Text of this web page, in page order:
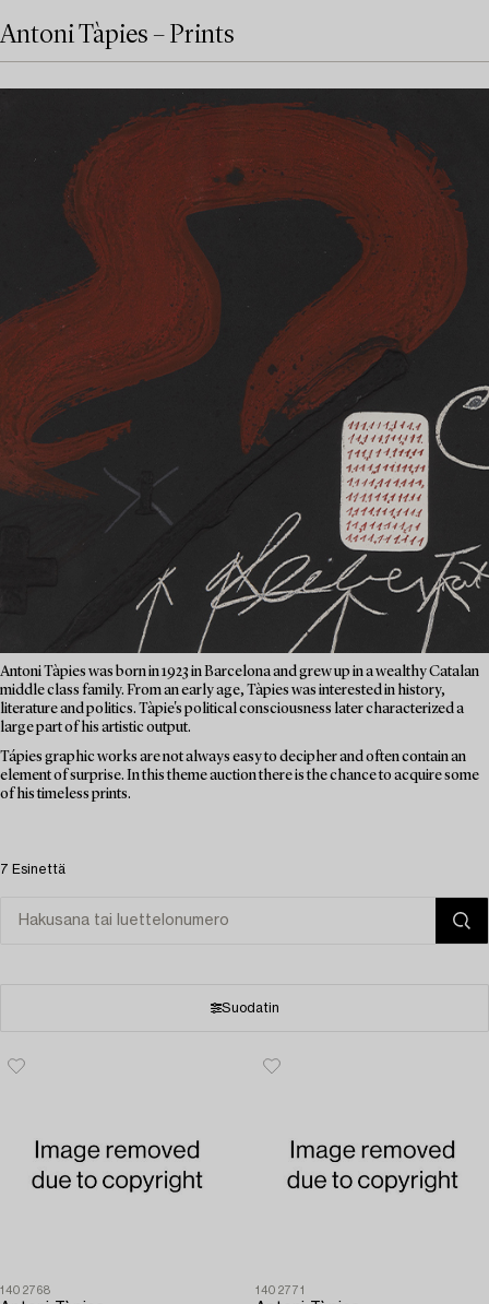
Antoni Tàpies – Prints
Antoni Tàpies was born in 1923 in Barcelona and grew up in a wealthy Catalan
middle class family. From an early age, Tàpies was interested in history,
literature and politics. Tàpie's political consciousness later characterized a
large part of his artistic output.
Tápies graphic works are not always easy to decipher and often contain an
element of surprise. In this theme auction there is the chance to acquire some
of his timeless prints.
7 Esinettä
Suodatin
1402768 1402771